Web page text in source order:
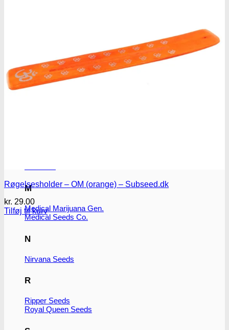
H
Humboldt Seeds
M
Medical Marijuana Gen.
Medical Seeds Co.
N
Nirvana Seeds
R
Ripper Seeds
Royal Queen Seeds
Røgelsesholder – OM (orange) – Subseed.dk
kr. 29.00
Tilføj til kurv